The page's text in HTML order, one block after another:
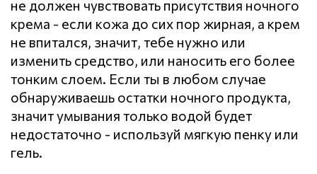
не должен чувствовать присутствия ночного
крема - если кожа до сих пор жирная, а крем
не впитался, значит, тебе нужно или
изменить средство, или наносить его более
тонким слоем. Если ты в любом случае
обнаруживаешь остатки ночного продукта,
значит умывания только водой будет
недостаточно - используй мягкую пенку или
гель.